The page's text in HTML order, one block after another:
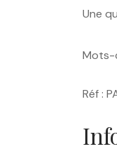
Une
Mots-
Réf :